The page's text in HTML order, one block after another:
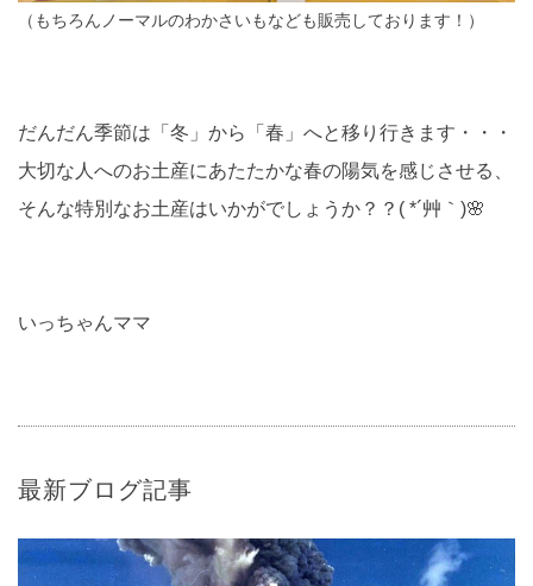
（もちろんノーマルのわかさいもなども販売しております！）
だんだん季節は「冬」から「春」へと移り行きます・・・
大切な人へのお土産にあたたかな春の陽気を感じさせる、
そんな特別なお土産はいかがでしょうか？？( *´艸｀)🌸
いっちゃんママ
最新ブログ記事